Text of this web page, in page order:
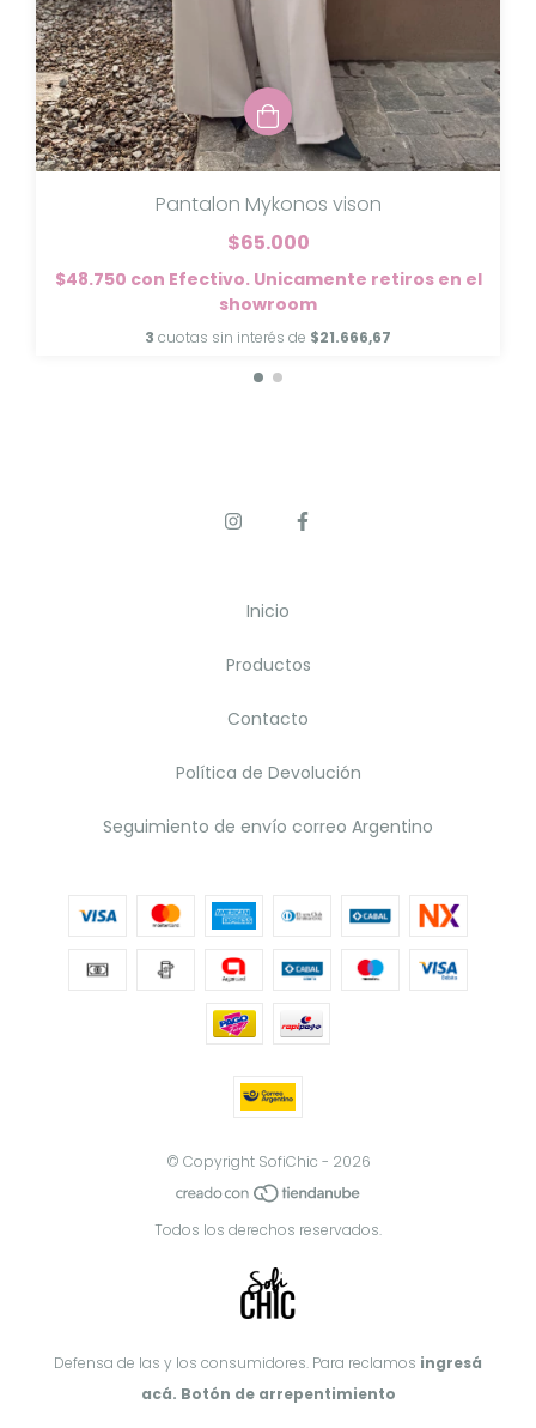
Pantalon Mykonos vison
$65.000
$48.750 con Efectivo. Unicamente retiros en el
showroom
3 cuotas sin interés de $21.666,67
Inicio
Productos
Contacto
Política de Devolución
Seguimiento de envío correo Argentino
© Copyright SofiChic - 2026
Todos los derechos reservados.
Defensa de las y los consumidores. Para reclamos ingresá
acá. Botón de arrepentimiento